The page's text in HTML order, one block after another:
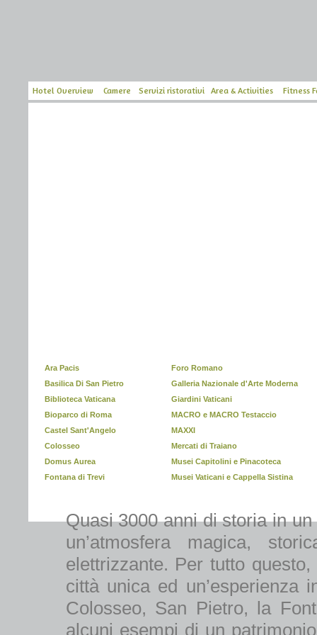
Foro Romano
Galleria Nazionale d'Arte Moderna
Giardini Vaticani
MACRO e MACRO Testaccio
MAXXI
Mercati di Traiano
Musei Capitolini e Pinacoteca
Musei Vaticani e Cappella Sistina
Ara Pacis
Basilica Di San Pietro
Biblioteca Vaticana
Bioparco di Roma
Castel Sant'Angelo
Colosseo
Domus Aurea
Fontana di Trevi
Quasi 3000 anni di storia in
un’atmosfera magica,
elettrizzante. Per tutto
città unica ed un’esperienza
Colosseo, San Pietro, la
alcuni esempi di un
Hotel Overview Camere Servizi ristorativi Area & Activities Fitness